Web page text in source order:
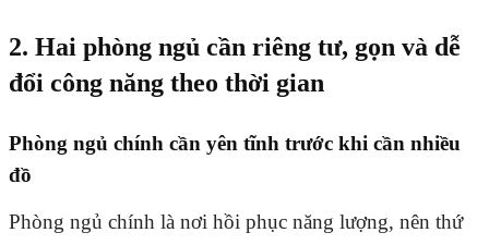
2. Hai phòng ngủ cần riêng tư, gọn và dễ
đổi công năng theo thời gian
Phòng ngủ chính cần yên tĩnh trước khi cần nhiều
đồ
Phòng ngủ chính là nơi hồi phục năng lượng, nên thứ